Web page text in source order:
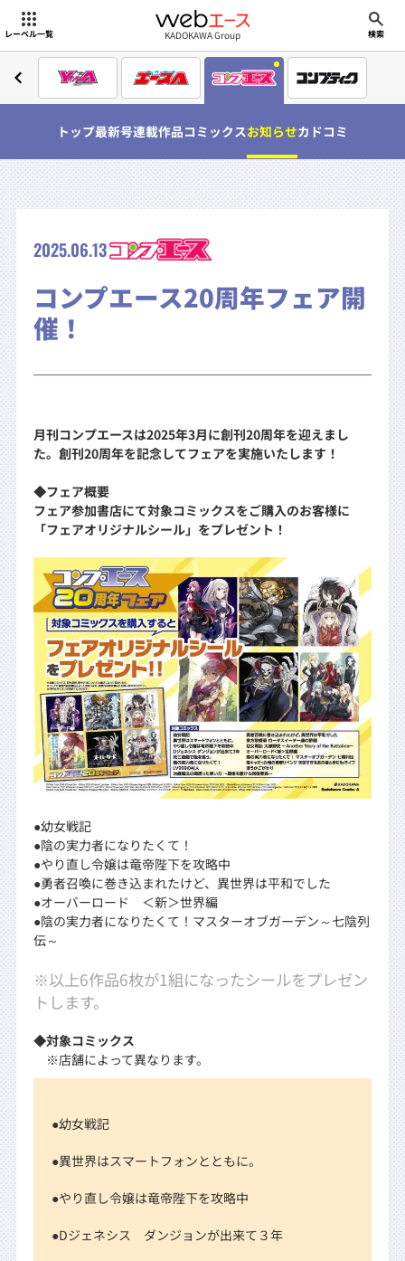
レーベル一覧 webエース
KADOKAWA Group 検索
トップ最新号連載作品コミックスお知らせカドコミ
2025.06.13
コンプエース20周年フェア開
催！
月刊コンプエースは2025年3月に創刊20周年を迎えまし
た。創刊20周年を記念してフェアを実施いたします！
◆フェア概要
フェア参加書店にて対象コミックスをご購入のお客様に
「フェアオリジナルシール」をプレゼント！
●幼女戦記
●陰の実力者になりたくて！
●やり直し令嬢は竜帝陛下を攻略中
●勇者召喚に巻き込まれたけど、異世界は平和でした
●オーバーロード ＜新＞世界編
●陰の実力者になりたくて！マスターオブガーデン～七陰列
伝～
※以上6作品6枚が1組になったシールをプレゼン
トします。
◆対象コミックス
※店舗によって異なります。
●幼女戦記
●異世界はスマートフォンとともに。
●やり直し令嬢は竜帝陛下を攻略中
●Dジェネシス ダンジョンが出来て３年